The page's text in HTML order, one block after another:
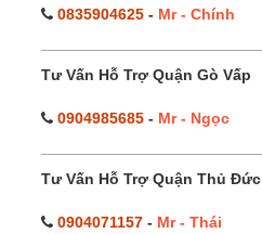
0835904625 - Mr - Chính
Tư Vấn Hỗ Trợ Quận Gò Vấp
0904985685 - Mr - Ngọc
Tư Vấn Hỗ Trợ Quận Thủ Đức
0904071157 - Mr - Thái